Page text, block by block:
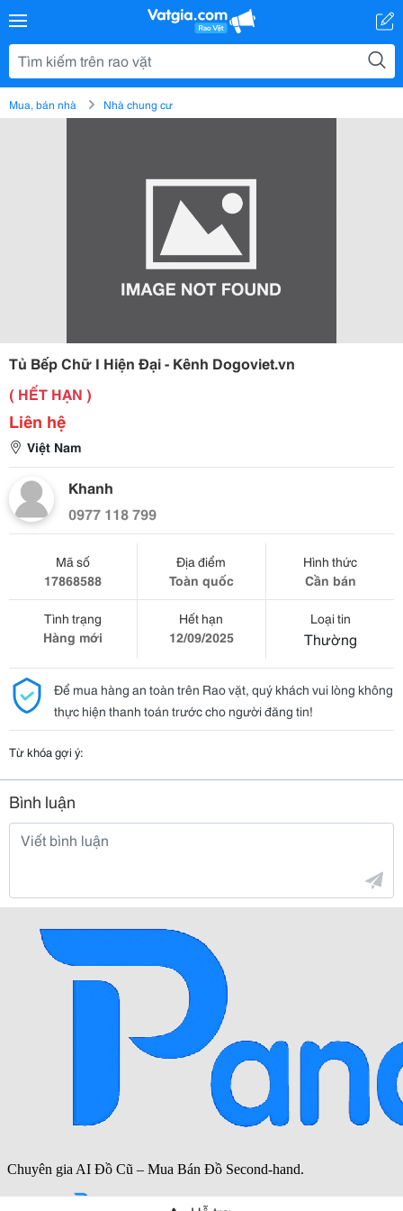
Mua, bán nhà Nhà chung cư
Tủ Bếp Chữ I Hiện Đại - Kênh Dogoviet.vn
( HẾT HẠN )
Liên hệ
Việt Nam
Khanh
0977 118 799
Mã số
17868588
Địa điểm
Toàn quốc
Hình thức
Cần bán
Tình trạng
Hàng mới
Hết hạn
12/09/2025
Loại tin
Thường
Để mua hàng an toàn trên Rao vặt, quý khách vui lòng không
thực hiện thanh toán trước cho người đăng tin!
Từ khóa gợi ý:
Bình luận